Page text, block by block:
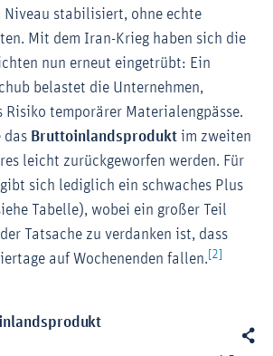
Niveau stabilisiert, ohne echte
Mit dem Iran-Krieg haben sich die
nun erneut eingetrübt: Ein
belastet die Unternehmen,
Risiko temporärer Materialengpässe.
das Bruttoinlandsprodukt im zweiten
leicht zurückgeworfen werden. Für
sich lediglich ein schwaches Plus
Tabelle), wobei ein großer Teil
Tatsache zu verdanken ist, dass
auf Wochenenden fallen. [2]